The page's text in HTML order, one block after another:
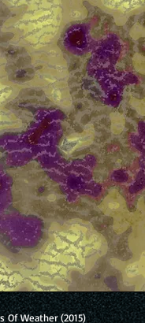
Of Weather (2015)